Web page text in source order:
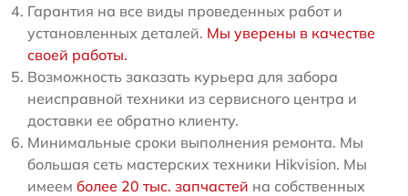
Гарантия на все виды проведенных работ и
установленных деталей. Мы уверены в качестве
своей работы.
Возможность заказать курьера для забора
неисправной техники из сервисного центра и
доставки ее обратно клиенту.
Минимальные сроки выполнения ремонта. Мы
большая сеть мастерских техники Hikvision. Мы
имеем более 20 тыс. запчастей на собственных